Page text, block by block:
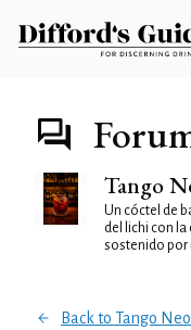
Tango
Un cóctel de
del lichi con
sostenido por
Back to Tango